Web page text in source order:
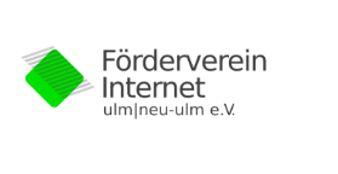
Zum
Inhalt